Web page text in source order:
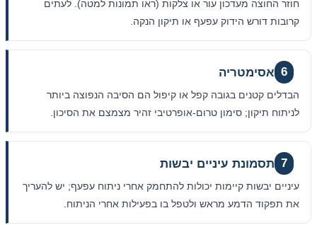
חוזר החוצה מעדכון עור או צלקות (ראו תמונות למטה). לעתים
קרובות דורש הידוק עפעף או תיקון הנקה.
6 אסימטריה
הבדלים קטנים בגובה קפל או קיפול הם הסיבה הנפוצה ביותר
לניתוח תיקון; סימון טרום-אופרטיבי זהיר מצמצם את הסיכון.
7 תסמונת עיניים יבשות
עיניים יבשות קיימות יכולות להתחמק אחרי ניתוח עפעף; יש להעריך
את תפקוד הדמע מראש ולטפל בו בפעילות אחרי הניתוח.